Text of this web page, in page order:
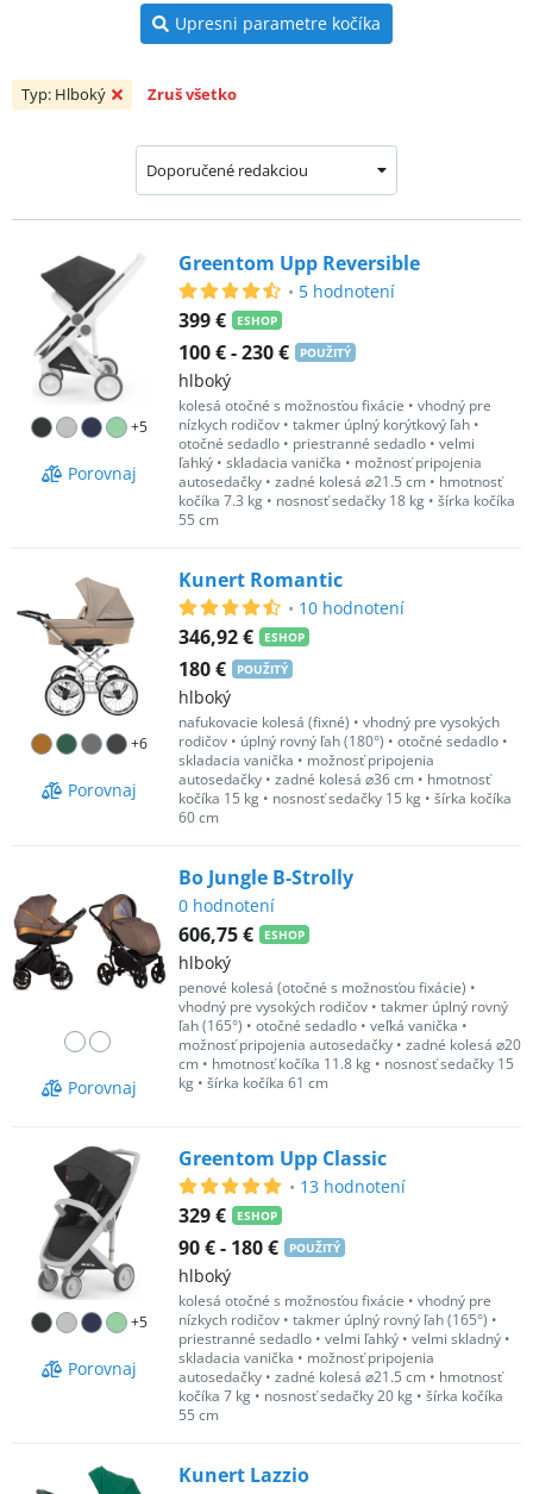
Upresni parametre kočíka
Typ: Hlboký Zruš všetko
Doporučené redakciou
+5
Porovnaj
Greentom Upp Reversible
• 5hodnotení
399 € ESHOP
100 €-230 € POUŽITÝ
hlboký
kolesá otočné s možnosťou fixácie • vhodný pre
nízkych rodičov • takmer úplný korýtkový ľah •
otočné sedadlo • priestranné sedadlo • velmi
ľahký • skladacia vanička • možnosť pripojenia
autosedačky • zadné kolesá ⌀21.5 cm • hmotnosť
kočíka 7.3 kg • nosnosť sedačky 18 kg • šírka kočíka
55 cm
+6
Porovnaj
Kunert Romantic
• 10hodnotení
346,92 € ESHOP
180 € POUŽITÝ
hlboký
nafukovacie kolesá (fixné) • vhodný pre vysokých
rodičov • úplný rovný ľah (180°) • otočné sedadlo •
skladacia vanička • možnosť pripojenia
autosedačky • zadné kolesá ⌀36 cm • hmotnosť
kočíka 15 kg • nosnosť sedačky 15 kg • šírka kočíka
60 cm
Porovnaj
Bo Jungle B-Strolly
0 hodnotení
606,75 € ESHOP
hlboký
penové kolesá (otočné s možnosťou fixácie) •
vhodný pre vysokých rodičov • takmer úplný rovný
ľah (165°) • otočné sedadlo • veľká vanička •
možnosť pripojenia autosedačky • zadné kolesá ⌀20
cm • hmotnosť kočíka 11.8 kg • nosnosť sedačky 15
kg • šírka kočíka 61 cm
+5
Porovnaj
Greentom Upp Classic
• 13 hodnotení
329 € ESHOP
90 €- 180 € POUŽITÝ
hlboký
kolesá otočné s možnosťou fixácie • vhodný pre
nízkych rodičov • takmer úplný rovný ľah (165°) •
priestranné sedadlo • velmi ľahký • velmi skladný •
skladacia vanička • možnosť pripojenia
autosedačky • zadné kolesá ⌀21.5 cm • hmotnosť
kočíka 7 kg • nosnosť sedačky 20 kg • šírka kočíka
55 cm
Kunert Lazzio